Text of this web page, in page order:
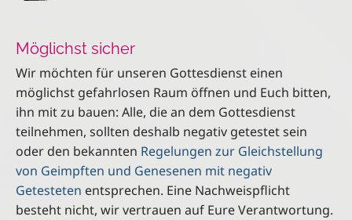
Möglichst sicher
Wir möchten für unseren Gottesdienst einen
möglichst gefahrlosen Raum öffnen und Euch bitten,
ihn mit zu bauen: Alle, die an dem Gottesdienst
teilnehmen, sollten deshalb negativ getestet sein
oder den bekannten Regelungen zur Gleichstellung
von Geimpften und Genesenen mit negativ
Getesteten entsprechen. Eine Nachweispflicht
besteht nicht, wir vertrauen auf Eure Verantwortung.